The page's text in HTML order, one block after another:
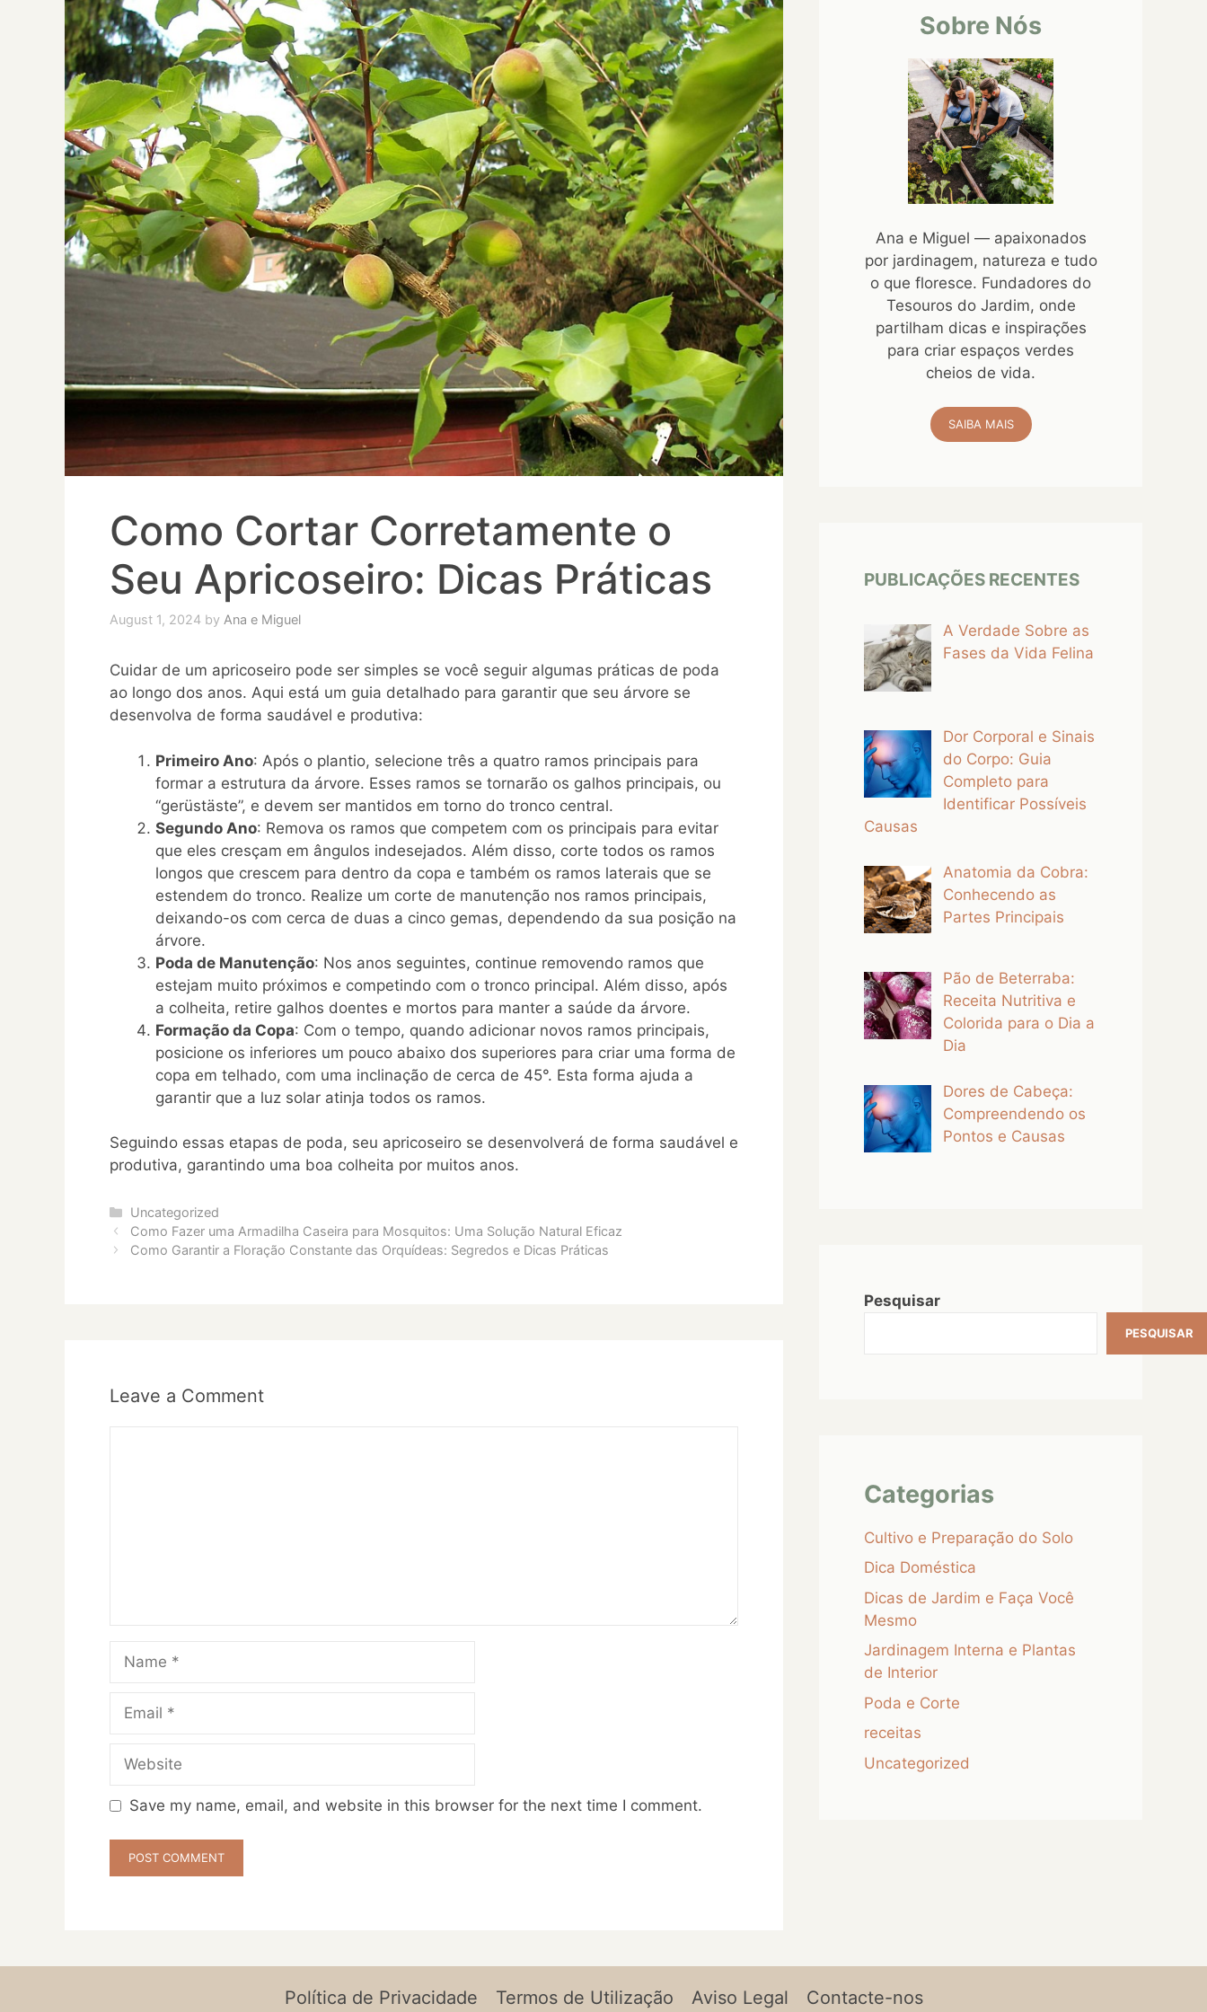
Como Cortar Corretamente o
Seu Apricoseiro: Dicas Práticas
August 1, 2024 by Ana e Miguel
Cuidar de um apricoseiro pode ser simples se você seguir algumas práticas de poda
ao longo dos anos. Aqui está um guia detalhado para garantir que seu árvore se
desenvolva de forma saudável e produtiva:
Primeiro Ano: Após o plantio, selecione três a quatro ramos principais para
formar a estrutura da árvore. Esses ramos se tornarão os galhos principais, ou
“gerüstäste”, e devem ser mantidos em torno do tronco central.
Segundo Ano: Remova os ramos que competem com os principais para evitar
que eles cresçam em ângulos indesejados. Além disso, corte todos os ramos
longos que crescem para dentro da copa e também os ramos laterais que se
estendem do tronco. Realize um corte de manutenção nos ramos principais,
deixando-os com cerca de duas a cinco gemas, dependendo da sua posição na
árvore.
Poda de Manutenção: Nos anos seguintes, continue removendo ramos que
estejam muito próximos e competindo com o tronco principal. Além disso, após
a colheita, retire galhos doentes e mortos para manter a saúde da árvore.
Formação da Copa: Com o tempo, quando adicionar novos ramos principais,
posicione os inferiores um pouco abaixo dos superiores para criar uma forma de
copa em telhado, com uma inclinação de cerca de 45°. Esta forma ajuda a
garantir que a luz solar atinja todos os ramos.
Seguindo essas etapas de poda, seu apricoseiro se desenvolverá de forma saudável e
produtiva, garantindo uma boa colheita por muitos anos.
Categories
Uncategorized
Como Fazer uma Armadilha Caseira para Mosquitos: Uma Solução Natural Eficaz
Como Garantir a Floração Constante das Orquídeas: Segredos e Dicas Práticas
Leave a Comment
Save my name, email, and website in this browser for the next time I comment.
Sobre Nós
Ana e Miguel — apaixonados
por jardinagem, natureza e tudo
o que floresce. Fundadores do
Tesouros do Jardim, onde
partilham dicas e inspirações
para criar espaços verdes
cheios de vida.
SAIBA MAIS
PUBLICAÇÕES RECENTES
A Verdade Sobre as
Fases da Vida Felina
Dor Corporal e Sinais
do Corpo: Guia
Completo para
Identificar Possíveis
Causas
Anatomia da Cobra:
Conhecendo as
Partes Principais
Pão de Beterraba:
Receita Nutritiva e
Colorida para o Dia a
Dia
Dores de Cabeça:
Compreendendo os
Pontos e Causas
Pesquisar
PESQUISAR
Categorias
Cultivo e Preparação do Solo
Dica Doméstica
Dicas de Jardim e Faça Você
Mesmo
Jardinagem Interna e Plantas
de Interior
Poda e Corte
receitas
Uncategorized
Política de Privacidade Termos de Utilização Aviso Legal Contacte-nos